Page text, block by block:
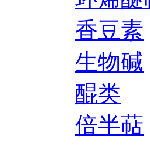
香豆素
生物碱
醌类
倍半萜